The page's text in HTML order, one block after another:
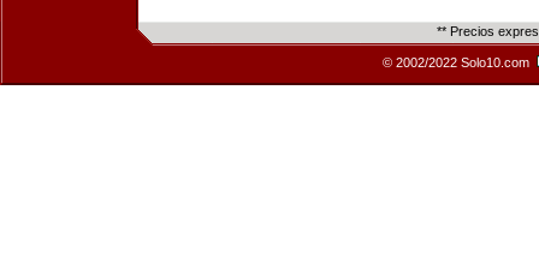
** Precios
© 2002/2022 Solo10.com